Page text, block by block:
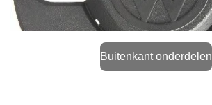
Buitenkant onderdelen